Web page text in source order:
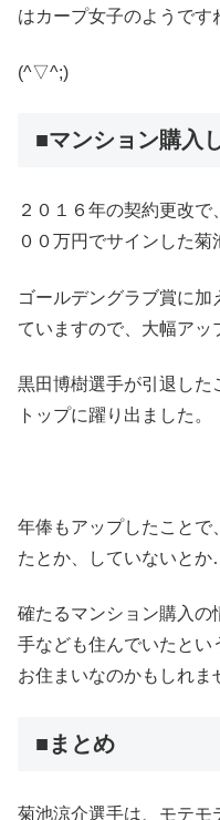
はカープ女子のようです
(^▽^;)
■マンション購入
２０１６年の契約更改
００万円でサインした菊
ゴールデングラブ賞に
ていますので、大幅アッ
黒田博樹選手が引退した
トップに躍り出ました。
年俸もアップしたことで
たとか、していないと
確たるマンション購入の
手なども住んでいたとい
お住まいなのかもしれま
■まとめ
菊池涼介選手は、モテモ